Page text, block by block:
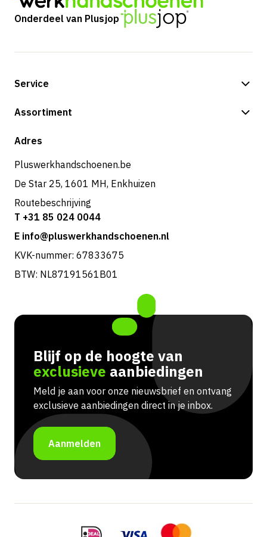
Onderdeel van Plusjop
Service
Betalingsmogelijkheden
Retouren & service
Assortiment
Shop
Adres
Pluswerkhandschoenen.be
De Star 25, 1601 MH, Enkhuizen
Routebeschrijving
T +31 85 024 0044
E info@pluswerkhandschoenen.nl
KVK-nummer: 67833675
BTW: NL87191561B01
Blijf op de hoogte van
exclusieve aanbiedingen
Meld je aan voor onze nieuwsbrief en ontvang
exclusieve aanbiedingen direct in je inbox.
Aanmelden